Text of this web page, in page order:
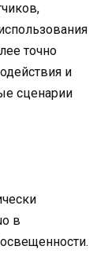
точно
и
сценарии
в